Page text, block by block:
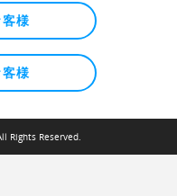
様
様
Rights Reserved.